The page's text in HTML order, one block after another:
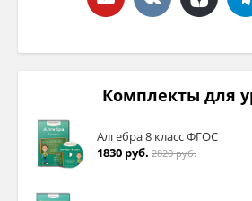
Комплекты для
Алгебра 8 класс ФГОС
1830 руб. 2820 руб.